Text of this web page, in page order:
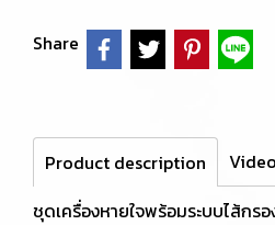
Share
Product description
Video
ชุดเครื่องหายใจพร้อมระบบไส้กรอ